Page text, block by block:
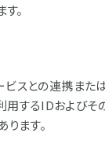
。
スとの連携また
用するIDおよび
ます。